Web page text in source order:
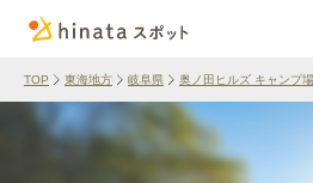
TOP 東海地方 岐阜県 奥ノ田ヒルズ キャンプ場